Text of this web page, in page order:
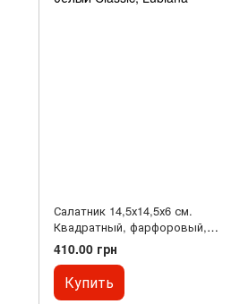
Салатник 14,5х14,5х6 см.
Квадратный, фарфоровый,
белый Classic, Lubiana
410.00 грн
Купить